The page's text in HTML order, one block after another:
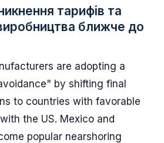
тарифів та
ближче до
are adopting a
by shifting final
to countries with favorable
the US. Mexico and
popular nearshoring